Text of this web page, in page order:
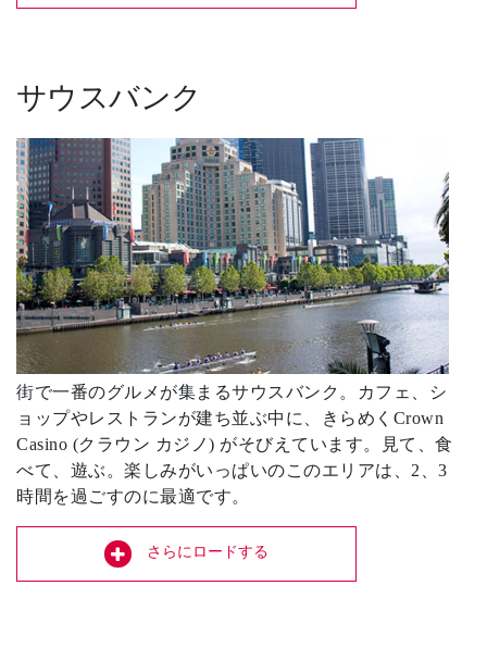
サウスバンク
街で一番のグルメが集まるサウスバンク。カフェ、シ
ョップやレストランが建ち並ぶ中に、きらめくCrown
Casino (クラウン カジノ) がそびえています。見て、食
べて、遊ぶ。楽しみがいっぱいのこのエリアは、2、3
時間を過ごすのに最適です。
さらにロードする